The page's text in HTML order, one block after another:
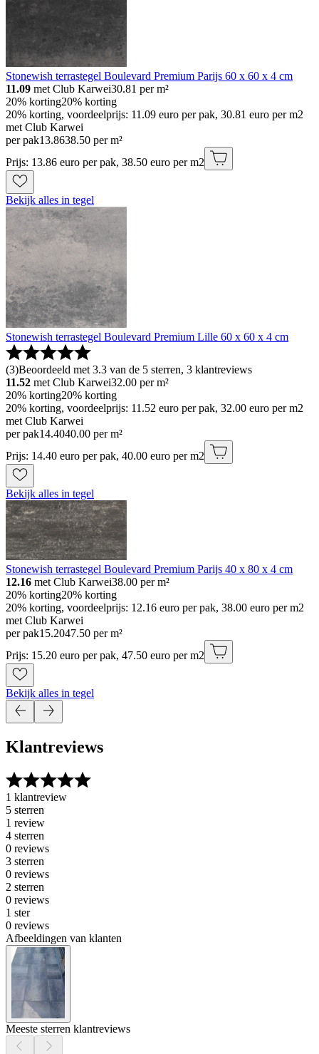
Stonewish terrastegel Boulevard Premium Parijs 60 x 60 x 4 cm
11.09 met Club Karwei30.81 per m²
20% korting20% korting
20% korting, voordeelprijs: 11.09 euro per pak, 30.81 euro per m2
met Club Karwei
per pak13.8638.50 per m²
Prijs: 13.86 euro per pak, 38.50 euro per m2
Bekijk alles in tegel
Stonewish terrastegel Boulevard Premium Lille 60 x 60 x 4 cm
(3)Beoordeeld met 3.3 van de 5 sterren, 3 klantreviews
11.52 met Club Karwei32.00 per m²
20% korting20% korting
20% korting, voordeelprijs: 11.52 euro per pak, 32.00 euro per m2
met Club Karwei
per pak14.4040.00 per m²
Prijs: 14.40 euro per pak, 40.00 euro per m2
Bekijk alles in tegel
Stonewish terrastegel Boulevard Premium Parijs 40 x 80 x 4 cm
12.16 met Club Karwei38.00 per m²
20% korting20% korting
20% korting, voordeelprijs: 12.16 euro per pak, 38.00 euro per m2
met Club Karwei
per pak15.2047.50 per m²
Prijs: 15.20 euro per pak, 47.50 euro per m2
Bekijk alles in tegel
Klantreviews
1 klantreview
5 sterren
1 review
4 sterren
0 reviews
3 sterren
0 reviews
2 sterren
0 reviews
1 ster
0 reviews
Afbeeldingen van klanten
Meeste sterren klantreviews